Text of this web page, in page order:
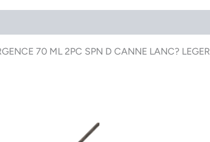
70 ML 2PC SPN D CANNE LANC? LEGER